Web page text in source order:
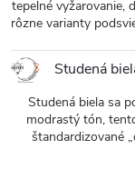
tepelné vyžarovanie,
rôzne varianty
Studená
Studená biela sa
modrastý tón,
štandardizované